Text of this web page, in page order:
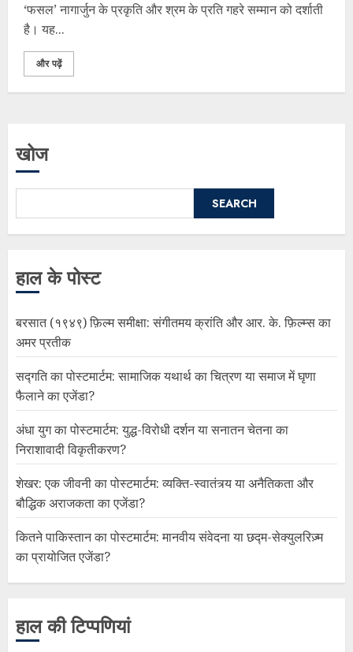
‘फसल’ नागार्जुन के प्रकृति और श्रम के प्रति गहरे सम्मान को दर्शाती
है। यह...
और पढ़ें
खोज
SEARCH
हाल के पोस्ट
बरसात (१९४९) फ़िल्म समीक्षा: संगीतमय क्रांति और आर. के. फ़िल्म्स का
अमर प्रतीक
सद्गति का पोस्टमार्टम: सामाजिक यथार्थ का चित्रण या समाज में घृणा
फैलाने का एजेंडा?
अंधा युग का पोस्टमार्टम: युद्ध-विरोधी दर्शन या सनातन चेतना का
निराशावादी विकृतीकरण?
शेखर: एक जीवनी का पोस्टमार्टम: व्यक्ति-स्वातंत्र्य या अनैतिकता और
बौद्धिक अराजकता का एजेंडा?
कितने पाकिस्तान का पोस्टमार्टम: मानवीय संवेदना या छद्म-सेक्युलरिज़्म
का प्रायोजित एजेंडा?
हाल की टिप्पणियां